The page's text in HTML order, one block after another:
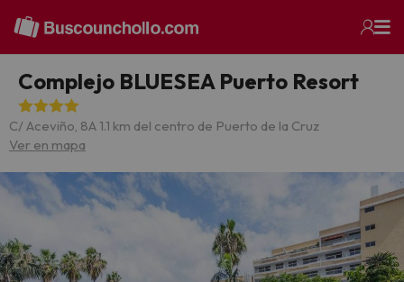
Complejo BLUESEA Puerto Resort
C/ Aceviño, 8A 1.1 km del centro de Puerto de la Cruz
Ver en mapa